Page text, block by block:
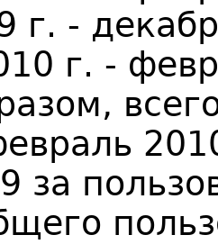
г. -
г. -
за